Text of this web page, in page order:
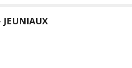
JEUNIAUX